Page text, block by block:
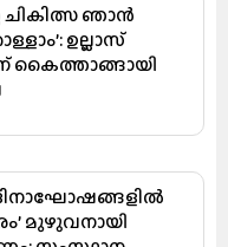
ചികിത്സ ഞാൻ
ഉല്ലാസ്
കൈത്താങ്ങായി
മുഴുവനായി